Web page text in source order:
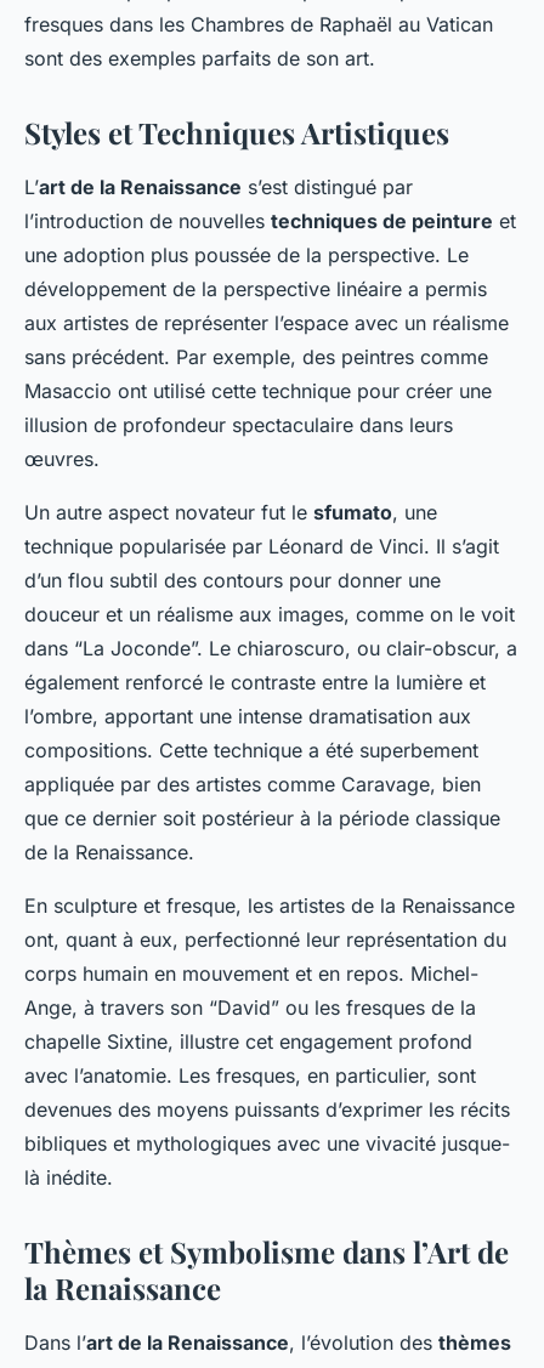
fresques dans les Chambres de Raphaël au Vatican
sont des exemples parfaits de son art.
Styles et Techniques Artistiques
L’art de la Renaissance s’est distingué par
l’introduction de nouvelles techniques de peinture et
une adoption plus poussée de la perspective. Le
développement de la perspective linéaire a permis
aux artistes de représenter l’espace avec un réalisme
sans précédent. Par exemple, des peintres comme
Masaccio ont utilisé cette technique pour créer une
illusion de profondeur spectaculaire dans leurs
œuvres.
Un autre aspect novateur fut le sfumato, une
technique popularisée par Léonard de Vinci. Il s’agit
d’un flou subtil des contours pour donner une
douceur et un réalisme aux images, comme on le voit
dans “La Joconde”. Le chiaroscuro, ou clair-obscur, a
également renforcé le contraste entre la lumière et
l’ombre, apportant une intense dramatisation aux
compositions. Cette technique a été superbement
appliquée par des artistes comme Caravage, bien
que ce dernier soit postérieur à la période classique
de la Renaissance.
En sculpture et fresque, les artistes de la Renaissance
ont, quant à eux, perfectionné leur représentation du
corps humain en mouvement et en repos. Michel-
Ange, à travers son “David” ou les fresques de la
chapelle Sixtine, illustre cet engagement profond
avec l’anatomie. Les fresques, en particulier, sont
devenues des moyens puissants d’exprimer les récits
bibliques et mythologiques avec une vivacité jusque-
là inédite.
Thèmes et Symbolisme dans l’Art de
la Renaissance
Dans l’art de la Renaissance, l’évolution des thèmes